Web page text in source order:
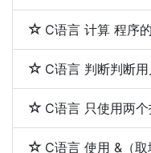
C语言 计算 程序
C语言 判断判断
C语言 只使用两
C语言 使用 &（取